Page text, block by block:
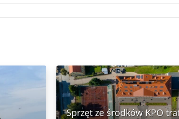
Sprzęt ze środków KPO